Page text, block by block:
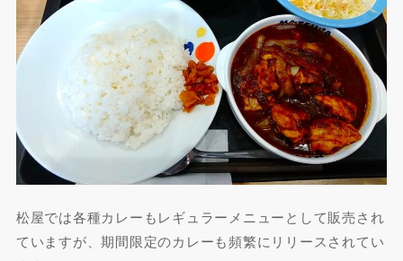
松屋では各種カレーもレギュラーメニューとして販売され
ていますが、期間限定のカレーも頻繁にリリースされてい